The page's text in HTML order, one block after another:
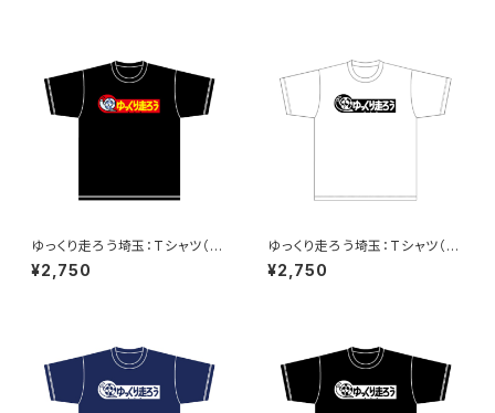
ゆっくり走ろう埼玉：Tシャツ（Bl
ack）A
¥2,750
ゆっくり走ろう埼玉：Tシャツ（W
hite）B
¥2,750